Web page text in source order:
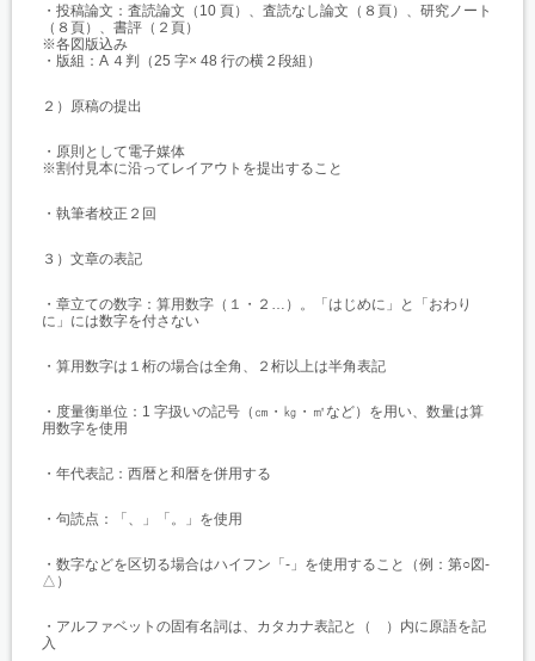
・投稿論文：査読論文（10 頁）、査読なし論文（８頁）、研究ノート
（８頁）、書評（２頁）
※各図版込み
・版組：A ４判（25 字× 48 行の横２段組）
２）原稿の提出
・原則として電子媒体
※割付見本に沿ってレイアウトを提出すること
・執筆者校正２回
３）文章の表記
・章立ての数字：算用数字（１・２…）。「はじめに」と「おわり
に」には数字を付さない
・算用数字は１桁の場合は全角、２桁以上は半角表記
・度量衡単位：1 字扱いの記号（㎝・㎏・㎡など）を用い、数量は算
用数字を使用
・年代表記：西暦と和暦を併用する
・句読点：「、」「。」を使用
・数字などを区切る場合はハイフン「‐」を使用すること（例：第○図‐
△）
・アルファベットの固有名詞は、カタカナ表記と（ ）内に原語を記
入